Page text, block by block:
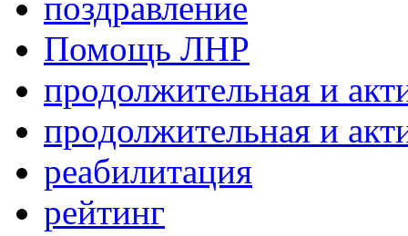
Помощь ЛНР
продолжительная и
продолжительная и
реабилитация
рейтинг